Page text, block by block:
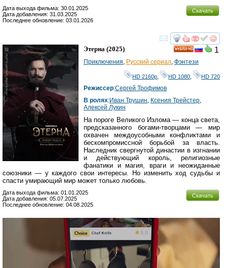
Скачать
Дата выхода фильма: 30.01.2025
Дата добавления: 31.03.2025
Последнее обновление: 03.01.2026
смотреть
1
Этерна (2025)
Приключения Русский сериал Фэнтези
HD 2160р HD 1080 HD 720
Режиссер:Сергей Трофимов
В ролях:Иван Трушин Ксения Трейстер
Алексей Лукин
На пороге Великого Излома — конца света,
предсказанного богами-творцами — мир
охвачен междоусобными конфликтами и
бескомпромиссной борьбой за власть.
Наследник свергнутой династии в изгнании
и действующий король, религиозные
фанатики и магия, враги и неожиданные
союзники — у каждого свои интересы. Но изменить ход судьбы и
спасти умирающий мир может только любовь.
Скачать
Дата выхода фильма: 01.01.2025
Дата добавления: 05.07.2025
Последнее обновление: 04.08.2025